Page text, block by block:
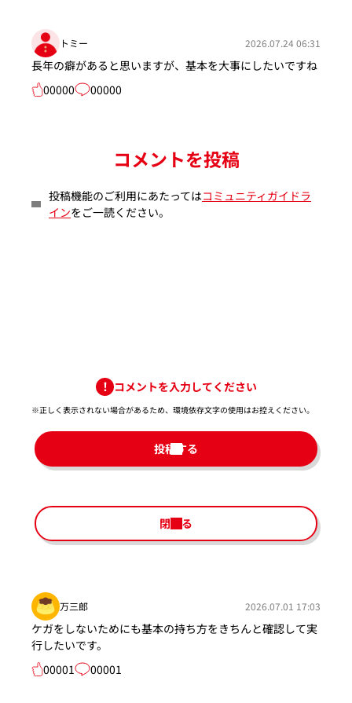
トミー 2026.07.24 06:31
長年の癖があると思いますが、基本を大事にしたいですね
00000
00000
コメントを投稿
投稿機能のご利用にあたってはコミュニティガイドラ
インをご一読ください。
コメントを入力してください
※正しく表示されない場合があるため、環境依存文字の使用はお控えください。​
投稿する
閉じる
万三郎 2026.07.01 17:03
ケガをしないためにも基本の持ち方をきちんと確認して実
行したいです。
00001
00001